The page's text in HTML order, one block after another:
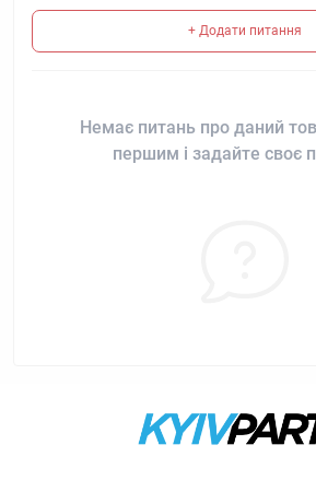
+ Додати питання
Немає питань про даний
першим і задайте своє